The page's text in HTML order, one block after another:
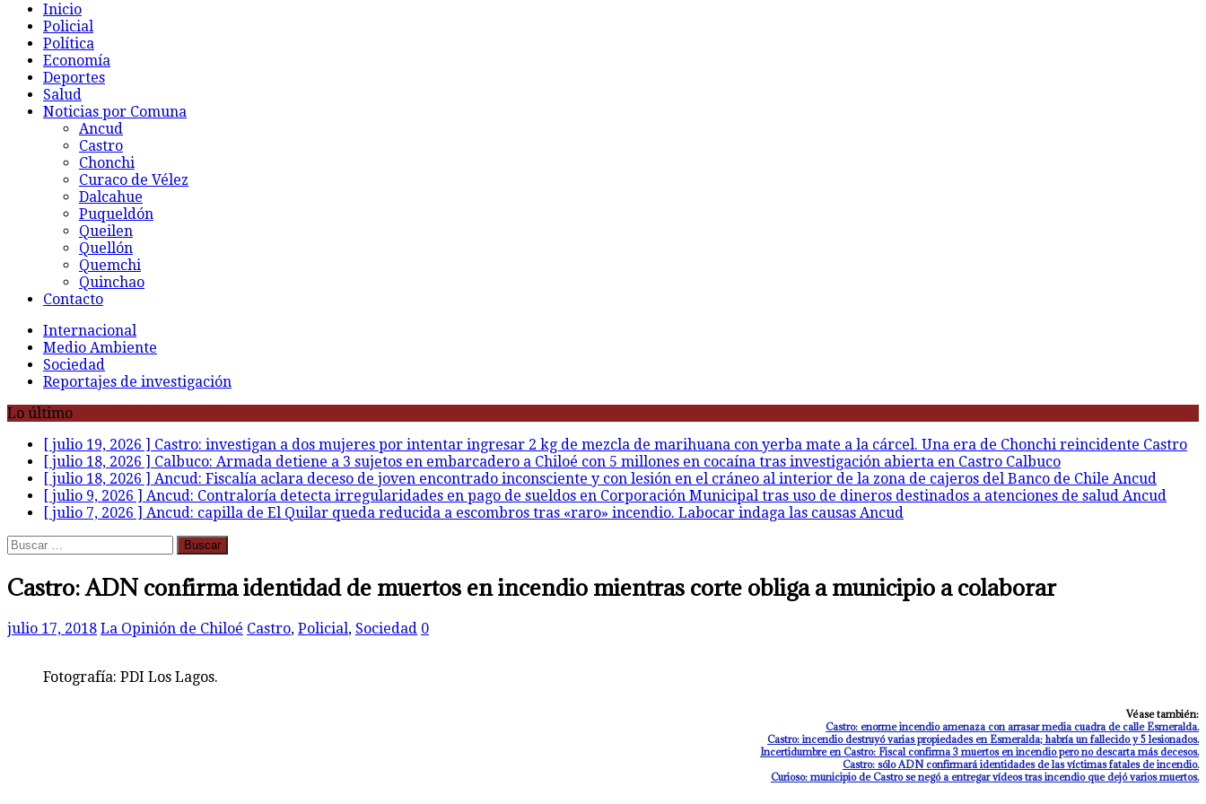
Inicio
Policial
Política
Economía
Deportes
Salud
Noticias por Comuna
Ancud
Castro
Chonchi
Curaco de Vélez
Dalcahue
Puqueldón
Queilen
Quellón
Quemchi
Quinchao
Contacto
Internacional
Medio Ambiente
Sociedad
Reportajes de investigación
Lo último
[ julio 19, 2026 ] Castro: investigan a dos mujeres por intentar ingresar 2 kg de mezcla de marihuana con yerba mate a la cárcel. Una era de Chonchi reincidente Castro
[ julio 18, 2026 ] Calbuco: Armada detiene a 3 sujetos en embarcadero a Chiloé con 5 millones en cocaína tras investigación abierta en Castro Calbuco
[ julio 18, 2026 ] Ancud: Fiscalía aclara deceso de joven encontrado inconsciente y con lesión en el cráneo al interior de la zona de cajeros del Banco de Chile Ancud
[ julio 9, 2026 ] Ancud: Contraloría detecta irregularidades en pago de sueldos en Corporación Municipal tras uso de dineros destinados a atenciones de salud Ancud
[ julio 7, 2026 ] Ancud: capilla de El Quilar queda reducida a escombros tras «raro» incendio. Labocar indaga las causas Ancud
Buscar:
Castro: ADN confirma identidad de muertos en incendio mientras corte obliga a municipio a colaborar
julio 17, 2018 La Opinión de Chiloé Castro, Policial, Sociedad 0
Fotografía: PDI Los Lagos.
Véase también:
Castro: enorme incendio amenaza con arrasar media cuadra de calle Esmeralda.
Castro: incendio destruyó varias propiedades en Esmeralda; habría un fallecido y 5 lesionados.
Incertidumbre en Castro: Fiscal confirma 3 muertos en incendio pero no descarta más decesos.
Castro: sólo ADN confirmará identidades de las víctimas fatales de incendio.
Curioso: municipio de Castro se negó a entregar vídeos tras incendio que dejó varios muertos.